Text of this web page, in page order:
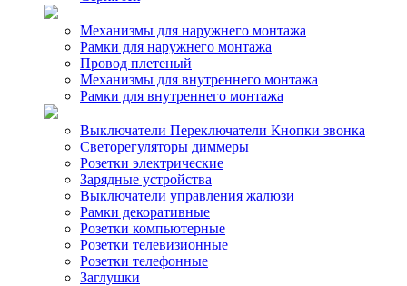
Механизмы для наружнего монтажа
Рамки для наружнего монтажа
Провод плетеный
Механизмы для внутреннего монтажа
Рамки для внутреннего монтажа
Выключатели Переключатели Кнопки звонка
Светорегуляторы диммеры
Розетки электрические
Зарядные устройства
Выключатели управления жалюзи
Рамки декоративные
Розетки компьютерные
Розетки телевизионные
Розетки телефонные
Заглушки